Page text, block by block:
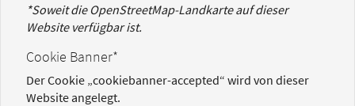
*Soweit die OpenStreetMap-Landkarte auf dieser
Website verfügbar ist.
Cookie Banner*
Der Cookie „cookiebanner-accepted“ wird von dieser
Website angelegt.